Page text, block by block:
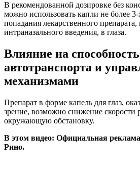
В рекомендованной дозировке без
можно использовать капли не более
попадания лекарственного
интраназального введения, в глаза.
Влияние на
автотранспорта и
механизмами
Препарат в форме капель для глаз,
зрение, возможно снижение скорости
окружающую обстановку.
В этом видео: Официальная
Рино.